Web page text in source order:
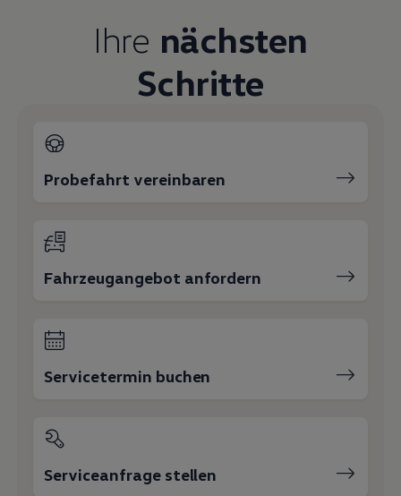
Ihre nächsten
Schritte
Probefahrt vereinbaren
Fahrzeugangebot anfordern
Servicetermin buchen
Serviceanfrage stellen